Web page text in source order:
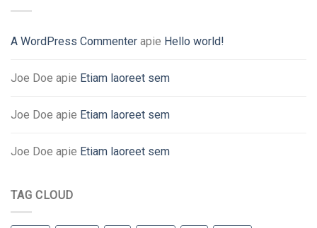
A WordPress Commenter apie Hello world!
Joe Doe apie Etiam laoreet sem
Joe Doe apie Etiam laoreet sem
Joe Doe apie Etiam laoreet sem
TAG CLOUD